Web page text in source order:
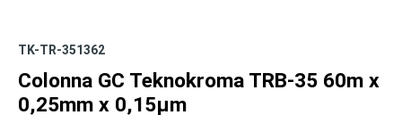
TK-TR-351362
Colonna GC Teknokroma TRB-35 60m x
0,25mm x 0,15µm